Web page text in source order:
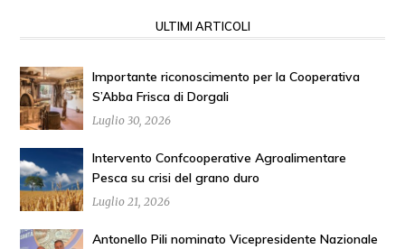
ULTIMI ARTICOLI
Importante riconoscimento per la Cooperativa
S’Abba Frisca di Dorgali
Luglio 30, 2026
Intervento Confcooperative Agroalimentare
Pesca su crisi del grano duro
Luglio 21, 2026
Antonello Pili nominato Vicepresidente Nazionale